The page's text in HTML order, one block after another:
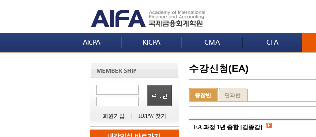
AICPA KICPA CMA CFA
회원가입 | ID/PW 찾기
수강신청(EA)
종합반 단과반
EA 과정 1년 종합 [김종갑]